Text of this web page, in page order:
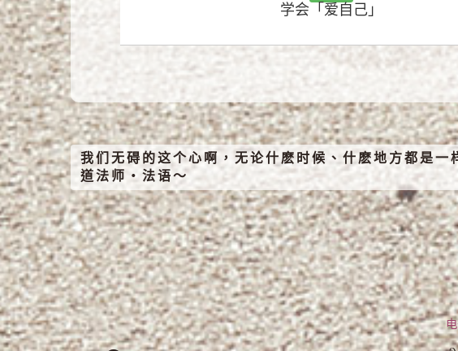
学会「爱自己」
我们无碍的这个心啊，无论什麽时候、什麽地方都是
道法师‧法语～